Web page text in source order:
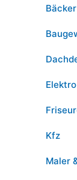
Bäcker
Elektro
Kfz
Maler